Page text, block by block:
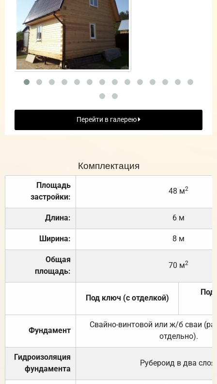
Перейти в галерею
Комплектация
Площадь
застройки:
48 м2
Длина: 6 м
Ширина: 8 м
Общая
площадь:
70 м2
Под ключ (с отделкой)
Под
Фундамент
Свайно-винтовой или ж/б сваи
отдельно).
Гидроизоляция
фундамента
Рубероид в два слоя.